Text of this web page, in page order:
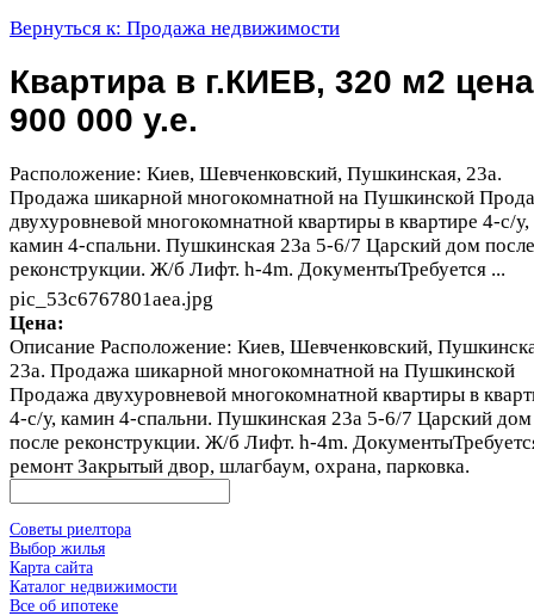
Вернуться к: Продажа недвижимости
Квартира в г.КИЕВ, 320 м2 цена
900 000 у.е.
Расположение: Киев, Шевченковский, Пушкинская, 23а.
Продажа шикарной многокомнатной на Пушкинской
двухуровневой многокомнатной квартиры в квартире 4-с/у,
камин 4-спальни. Пушкинская 23а 5-6/7 Царский дом после
реконструкции. Ж/б Лифт. h-4m. ДокументыТребуется ...
pic_53c6767801aea.jpg
Цена:
Описание Расположение: Киев, Шевченковский,
23а. Продажа шикарной многокомнатной на Пушкинской
Продажа двухуровневой многокомнатной квартиры в
4-с/у, камин 4-спальни. Пушкинская 23а 5-6/7 Царский дом
после реконструкции. Ж/б Лифт. h-4m.
ремонт Закрытый двор, шлагбаум, охрана, парковка.
Советы риелтора
Выбор жилья
Карта сайта
Каталог недвижимости
Все об ипотеке